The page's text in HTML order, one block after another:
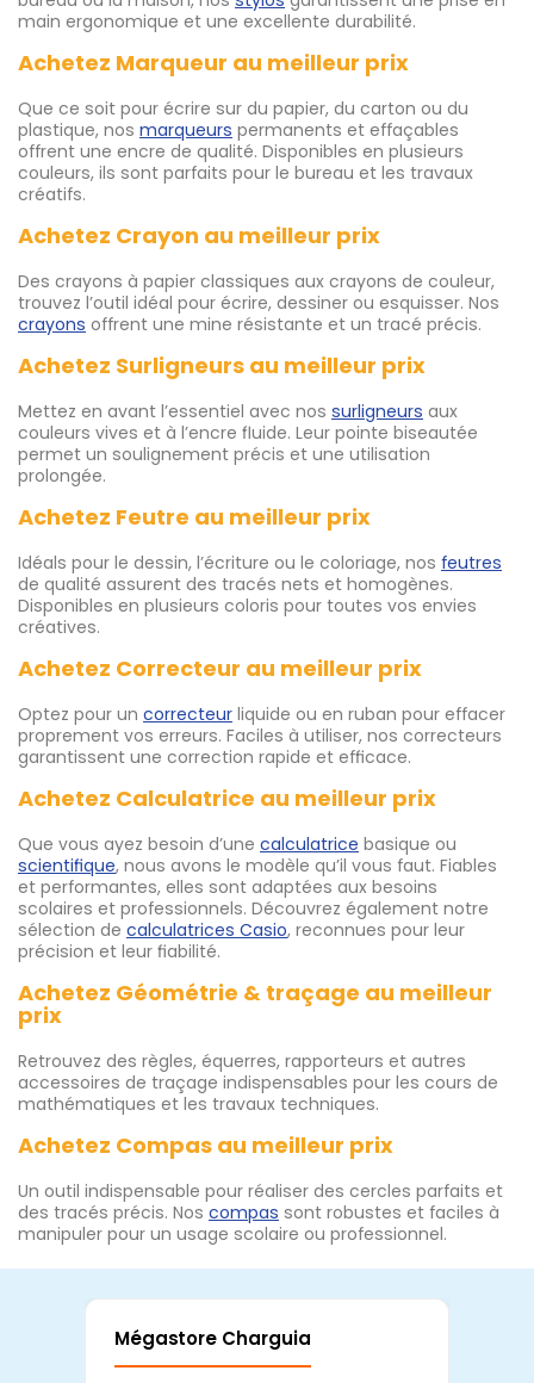
main ergonomique et une excellente durabilité.
Achetez Marqueur au meilleur prix
Que ce soit pour écrire sur du papier, du carton ou du
plastique, nos marqueurs permanents et effaçables
offrent une encre de qualité. Disponibles en plusieurs
couleurs, ils sont parfaits pour le bureau et les travaux
créatifs.
Achetez Crayon au meilleur prix
Des crayons à papier classiques aux crayons de couleur,
trouvez l’outil idéal pour écrire, dessiner ou esquisser. Nos
crayons offrent une mine résistante et un tracé précis.
Achetez Surligneurs au meilleur prix
Mettez en avant l’essentiel avec nos surligneurs aux
couleurs vives et à l’encre fluide. Leur pointe biseautée
permet un soulignement précis et une utilisation
prolongée.
Achetez Feutre au meilleur prix
Idéals pour le dessin, l’écriture ou le coloriage, nos feutres
de qualité assurent des tracés nets et homogènes.
Disponibles en plusieurs coloris pour toutes vos envies
créatives.
Achetez Correcteur au meilleur prix
Optez pour un correcteur liquide ou en ruban pour effacer
proprement vos erreurs. Faciles à utiliser, nos correcteurs
garantissent une correction rapide et efficace.
Achetez Calculatrice au meilleur prix
Que vous ayez besoin d’une calculatrice basique ou
scientifique, nous avons le modèle qu’il vous faut. Fiables
et performantes, elles sont adaptées aux besoins
scolaires et professionnels. Découvrez également notre
sélection de calculatrices Casio, reconnues pour leur
précision et leur fiabilité.
Achetez Géométrie & traçage au meilleur
prix
Retrouvez des règles, équerres, rapporteurs et autres
accessoires de traçage indispensables pour les cours de
mathématiques et les travaux techniques.
Achetez Compas au meilleur prix
Un outil indispensable pour réaliser des cercles parfaits et
des tracés précis. Nos compas sont robustes et faciles à
manipuler pour un usage scolaire ou professionnel.
Mégastore Charguia